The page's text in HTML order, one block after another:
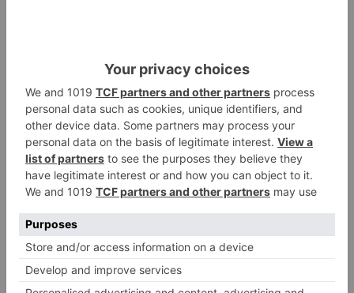
dejar atrás su aislamiento con el
inicio de la senda peatonal y
ciclista
3
Un hombre de 80 años resulta
herido en Burgos tras la colisión
entre un turismo y un camión